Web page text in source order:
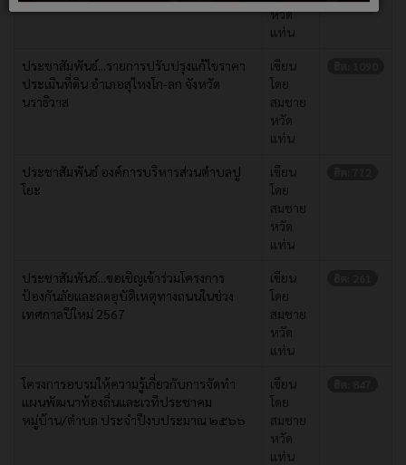
หวัด
แท่น
ประชาสัมพันธ์...รายการปรับปรุงแก้ไขราคา
ประเมินที่ดิน อำเภอสุไหงโก-ลก จังหวัด
นราธิวาส
เขียน
โดย
สมชาย
หวัด
แท่น
ประชาสัมพันธ์ องค์การบริหารส่วนตำบลปู
โยะ
เขียน
โดย
สมชาย
หวัด
แท่น
ประชาสัมพันธ์...ขอเชิญเข้าร่วมโครงการ
ป้องกันภัยและลดอุบัติเหตุทางถนนในช่วง
เทศกาลปีใหม่ 2567
เขียน
โดย
สมชาย
หวัด
แท่น
โครงการอบรมให้ความรู้เกี่ยวกับการจัดทำ
แผนพัฒนาท้องถิ่นและเวทีประชาคม
หมู่บ้าน/ตำบล ประจำปีงบประมาณ ๒๕๖๖
เขียน
โดย
สมชาย
หวัด
แท่น